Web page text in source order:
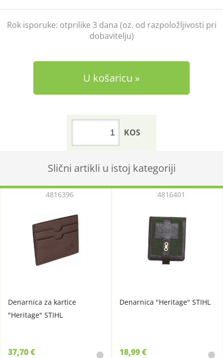
Rok isporuke: otprilike 3 dana (oz. od razpoložljivosti pri
dobavitelju)
U košaricu
KOS
Slični artikli u istoj kategoriji
Denarnica za kartice
"Heritage" STIHL
4816396
37,70 €
Denarnica "Heritage" STIHL
4816401
18,99 €